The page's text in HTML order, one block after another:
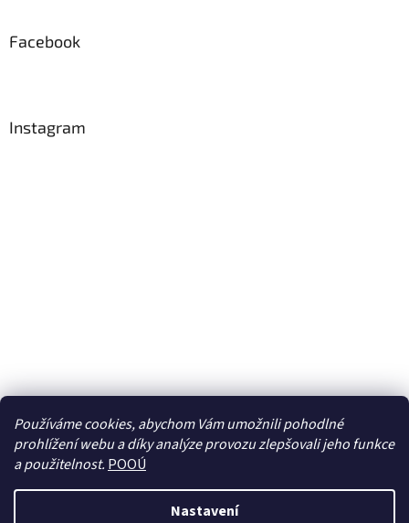
Používáme cookies, abychom Vám umožnili pohodlné
prohlížení webu a díky analýze provozu zlepšovali jeho funkce
a použitelnost. POOÚ
Nastavení
Facebook
Instagram
Sledovat na Instagramu
Vytvořil Shoptet